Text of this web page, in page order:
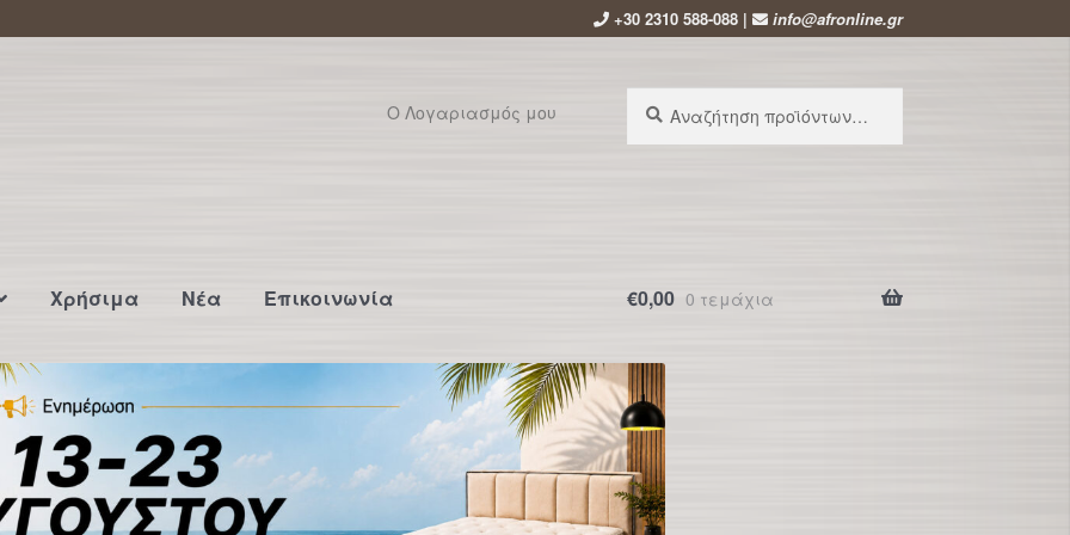
+30 2310 588-088 | info@afronline.gr
Ο Λογαριασμός μου
για:
Χρήσιμα Νέα Επικοινωνία €0,00 0 τεμάχια